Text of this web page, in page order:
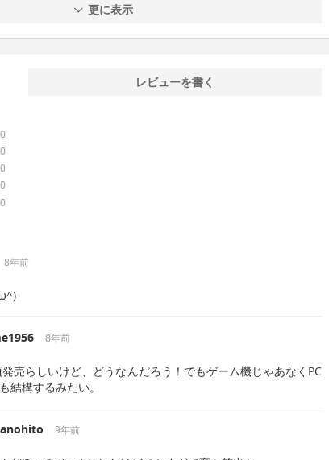
更に表示
0
0
0
0
0
レビューを書く
8年前
8年前
売らしいけど、どうなんだろう！でもゲーム機じゃあなくPC
結構するみたい。
9年前